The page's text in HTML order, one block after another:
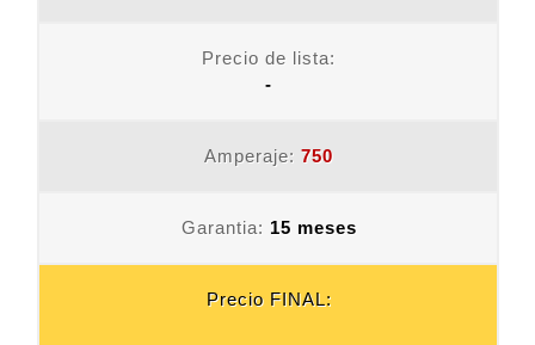
Precio de lista:
-
Amperaje: 750
Garantia: 15 meses
Precio FINAL: